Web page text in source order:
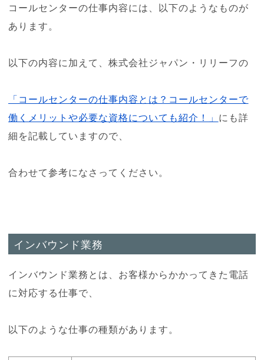
コールセンターの仕事内容には、以下のようなものが
あります。
以下の内容に加えて、株式会社ジャパン・リリーフの
「コールセンターの仕事内容とは？コールセンターで
働くメリットや必要な資格についても紹介！」 にも詳
細を記載していますので、
合わせて参考になさってください。
インバウンド業務
インバウンド業務とは、お客様からかかってきた電話
に対応する仕事で、
以下のような仕事の種類があります。